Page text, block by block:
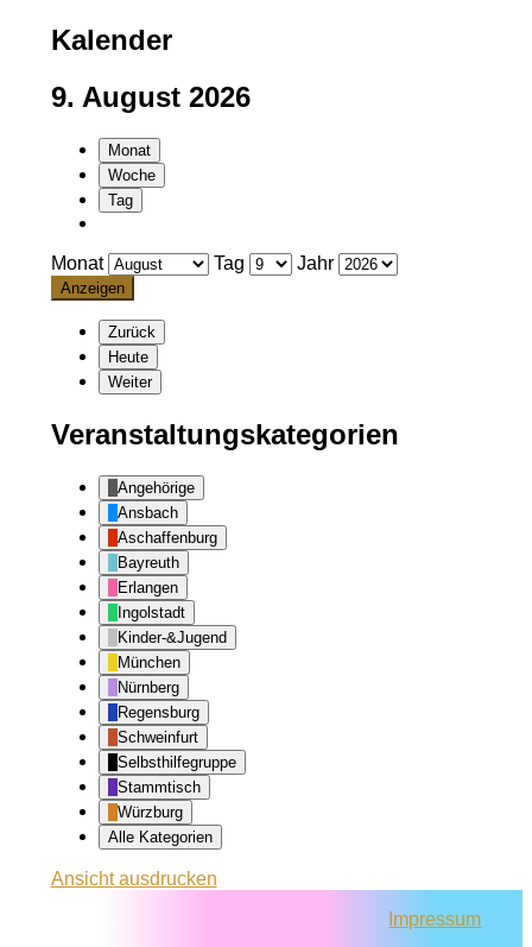
Kalender
9. August 2026
Monat
Woche
Tag
Monat Tag Jahr
Zurück
Heute
Weiter
Veranstaltungskategorien
Angehörige
Ansbach
Aschaffenburg
Bayreuth
Erlangen
Ingolstadt
Kinder-&Jugend
München
Nürnberg
Regensburg
Schweinfurt
Selbsthilfegruppe
Stammtisch
Würzburg
Alle Kategorien
Ansichtausdrucken
Impressum